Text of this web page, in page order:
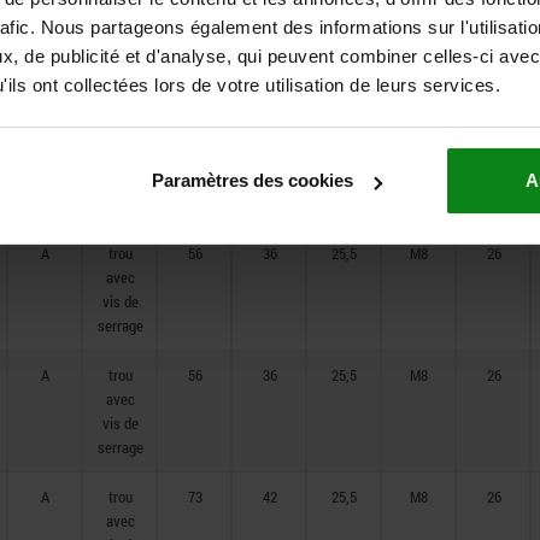
Nous partageons également des informations sur
de publicité et d'analyse, qui peuvent combiner celles-ci
ont collectées lors de votre utilisation de leurs services.
Paramètres des cookies
A
trou
avec
vis de
serrage
50 36 19,9 M6 20
A
trou
50 36 19,9 M6 20
A
trou
avec
vis de
serrage
56 36 25,5 M8 26
A
trou
avec
vis de
serrage
56 36 25,5 M8 26
A
trou
avec
73 42 25,5 M8 26